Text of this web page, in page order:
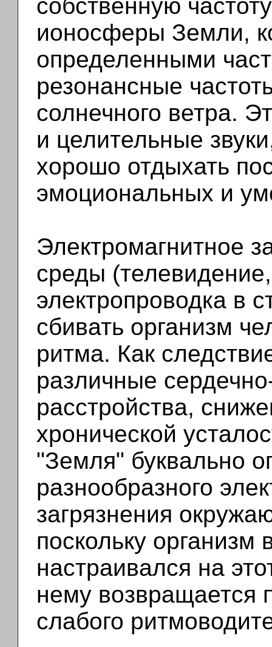
собственную
ионосферы Земли,
определенными
резонансные
солнечного ветра.
и целительные
хорошо отдыхать
эмоциональных и
Электромагнитное
среды
электропроводка в
сбивать организм
ритма. Как
различные
расстройства,
хронической
"Земля" буквально
разнообразного
загрязнения
поскольку
настраивался на
нему возвращается
слабого